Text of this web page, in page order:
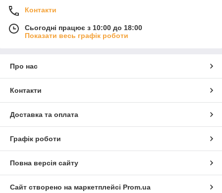
Контакти
Сьогодні працює з 10:00 до 18:00
Показати весь графік роботи
Про нас
Контакти
Доставка та оплата
Графік роботи
Повна версія сайту
Сайт створено на маркетплейсі Prom.ua